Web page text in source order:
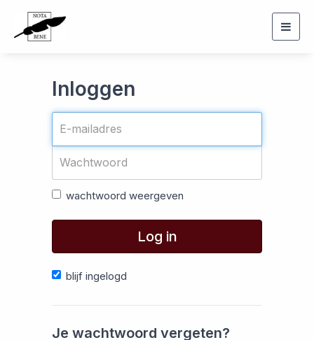
Inloggen
wachtwoord weergeven
Log in
blijf ingelogd
Je wachtwoord vergeten?